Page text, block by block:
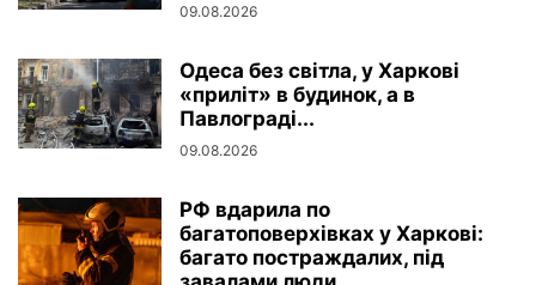
09.08.2026
Одеса без світла, у Харкові
«приліт» в будинок, а в
Павлограді...
09.08.2026
РФ вдарила по
багатоповерхівках у Харкові:
багато постраждалих, під